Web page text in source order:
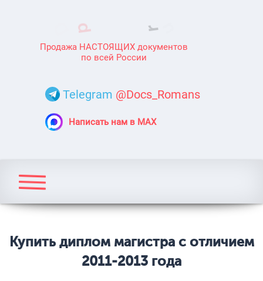
Продажа НАСТОЯЩИХ документов
по всей России
Telegram @Docs_Romans
Написать нам в MAX
Купить диплом магистра с отличием
2011-2013 года